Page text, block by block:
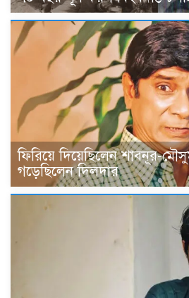
ফিরিয়ে দিয়েছিলেন শাবনূর-
গড়েছিলেন দিলদার